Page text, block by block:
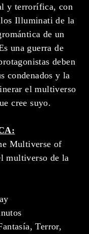
y terrorífica, con
Illuminati de la
de un
una guerra de
deben
condenados y la
el multiverso
cree suyo.
Multiverse of
multiverso de la
Terror,